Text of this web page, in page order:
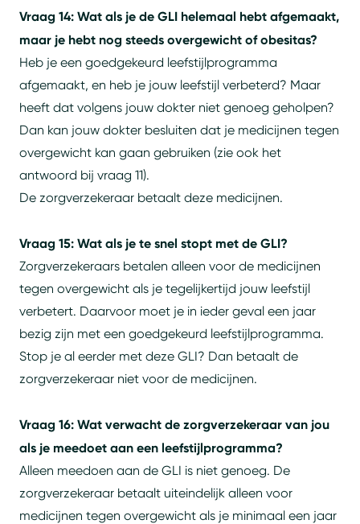
Vraag 14: Wat als je de GLI helemaal hebt afgemaakt,
maar je hebt nog steeds overgewicht of obesitas?
Heb je een goedgekeurd leefstijlprogramma
afgemaakt, en heb je jouw leefstijl verbeterd? Maar
heeft dat volgens jouw dokter niet genoeg geholpen?
Dan kan jouw dokter besluiten dat je medicijnen tegen
overgewicht kan gaan gebruiken (zie ook het
antwoord bij vraag 11).
De zorgverzekeraar betaalt deze medicijnen.
Vraag 15: Wat als je te snel stopt met de GLI?
Zorgverzekeraars betalen alleen voor de medicijnen
tegen overgewicht als je tegelijkertijd jouw leefstijl
verbetert. Daarvoor moet je in ieder geval een jaar
bezig zijn met een goedgekeurd leefstijlprogramma.
Stop je al eerder met deze GLI? Dan betaalt de
zorgverzekeraar niet voor de medicijnen.
Vraag 16: Wat verwacht de zorgverzekeraar van jou
als je meedoet aan een leefstijlprogramma?
Alleen meedoen aan de GLI is niet genoeg. De
zorgverzekeraar betaalt uiteindelijk alleen voor
medicijnen tegen overgewicht als je minimaal een jaar